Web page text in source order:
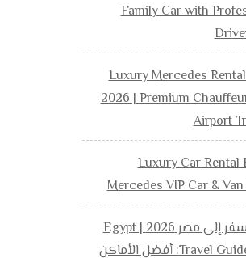
Family Car with
Luxury Mercedes
2026 | Premium
Airport
Luxury Car Rental
Mercedes VIP Car &
دليل السفر إلى مصر 2026 | Egypt
Travel Guide 2026: أفضل الأماكن